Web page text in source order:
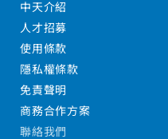
中天介紹
人才招募
使用條款
隱私權條款
免責聲明
商務合作方案
聯絡我們